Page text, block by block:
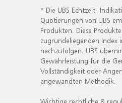
* Die UBS Echtzeit-
Quotierungen von UBS
Produkten. Diese
zugrundeliegenden Index
nachzufolgen. UBS
Gewährleistung für die
Vollständigkeit oder
angewandten Methodik.